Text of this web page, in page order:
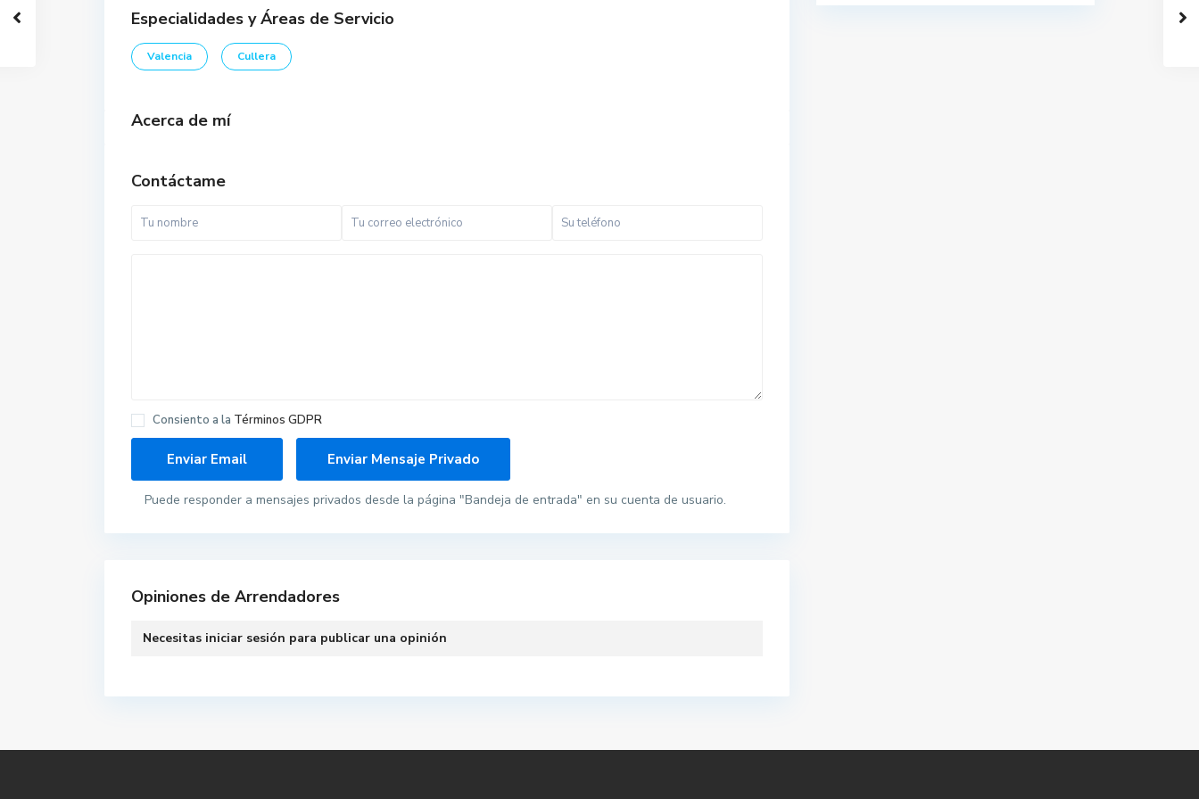
Especialidades y Áreas de Servicio
Valencia Cullera
Acerca de mí
Contáctame
Consiento a la Términos GDPR
Puede responder a mensajes privados desde la página "Bandeja de entrada" en su cuenta de usuario.
Opiniones de Arrendadores
Necesitas iniciar sesión para publicar una opinión